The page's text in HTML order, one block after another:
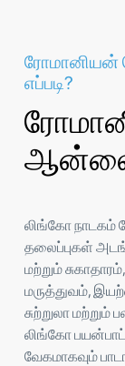
ரோமானியன்
எப்படி?
லிங்கோ நாடகம்
தலைப்புகள்
மற்றும்
மருத்துவம்,
சுற்றுலா
லிங்கோ
வேகமாகவும்